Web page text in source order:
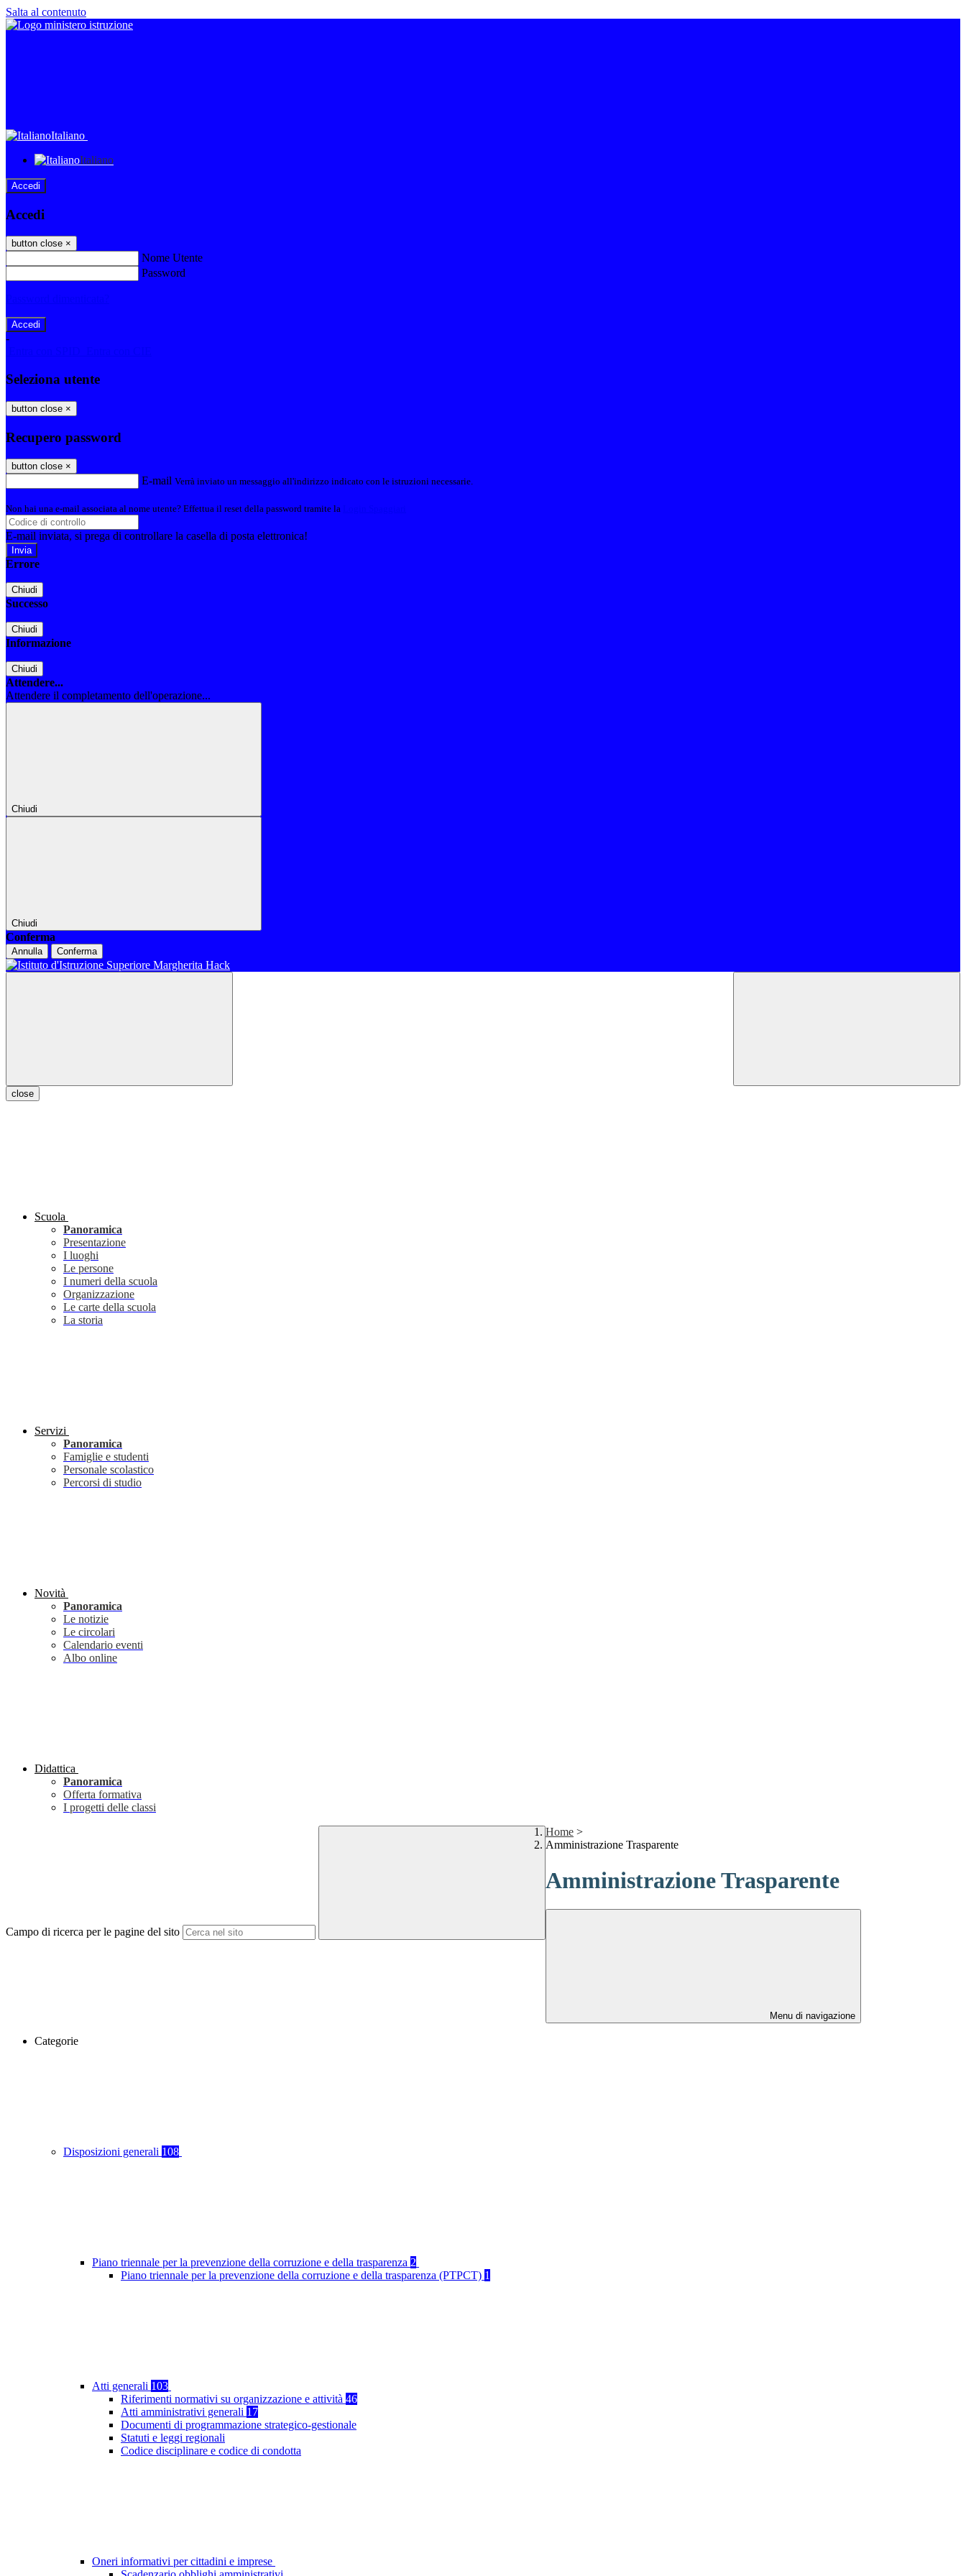
Salta al contenuto
Italiano
Italiano
Accedi
Accedi
button close ×
Nome Utente
Password
-
Seleziona utente
button close ×
Recupero password
button close ×
E-mail Verrà inviato un messaggio all'indirizzo indicato con le istruzioni necessarie.
Non hai una e-mail associata al nome utente? Effettua il reset della password tramite la
E-mail inviata, si prega di controllare la casella di posta elettronica!
Errore
Chiudi
Successo
Chiudi
Informazione
Chiudi
Attendere...
Attendere il completamento dell'operazione...
Chiudi
Chiudi
Conferma
Annulla Conferma
close
Scuola
Panoramica
Presentazione
I luoghi
Le persone
I numeri della scuola
Organizzazione
Le carte della scuola
La storia
Servizi
Panoramica
Famiglie e studenti
Personale scolastico
Percorsi di studio
Novità
Panoramica
Le notizie
Le circolari
Calendario eventi
Albo online
Didattica
Panoramica
Offerta formativa
I progetti delle classi
Campo di ricerca per le pagine del sito
Home >
Amministrazione Trasparente
Amministrazione Trasparente
Menu di navigazione
Categorie
Disposizioni generali 108
Piano triennale per la prevenzione della corruzione e della trasparenza 2
Piano triennale per la prevenzione della corruzione e della trasparenza (PTPCT) 1
Atti generali 103
Riferimenti normativi su organizzazione e attività 46
Atti amministrativi generali 17
Documenti di programmazione strategico-gestionale
Statuti e leggi regionali
Codice disciplinare e codice di condotta
Oneri informativi per cittadini e imprese